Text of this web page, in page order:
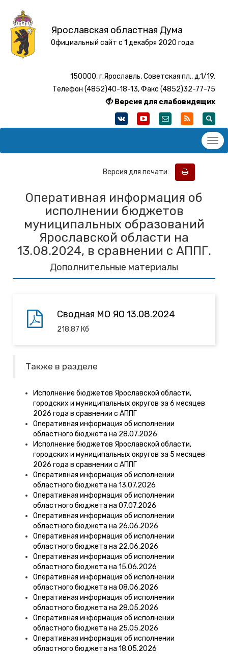
Ярославская областная Дума
Официальный сайт с 1 декабря 2020 года
150000, г.Ярославль, Советская пл., д.1/19.
Телефон (4852)40-18-13, Факс (4852)32-77-75
Версия для слабовидящих
Версия для печати:
Оперативная информация об
исполнении бюджетов
муниципальных образований
Ярославской области на
13.08.2024, в сравнении с АППГ.
Дополнительные материалы
Сводная МО ЯО 13.08.2024
218,87 Кб
Также в разделе
Исполнение бюджетов Ярославской области,
городских и муниципальных округов за 6 месяцев
2026 года в сравнении с АППГ
Оперативная информация об исполнении
областного бюджета на 28.07.2026
Исполнение бюджетов Ярославской области,
городских и муниципальных округов за 5 месяцев
2026 года в сравнении с АППГ
Оперативная информация об исполнении
областного бюджета на 13.07.2026
Оперативная информация об исполнении
областного бюджета на 07.07.2026
Оперативная информация об исполнении
областного бюджета на 26.06.2026
Оперативная информация об исполнении
областного бюджета на 22.06.2026
Оперативная информация об исполнении
областного бюджета на 15.06.2026
Оперативная информация об исполнении
областного бюджета на 08.06.2026
Оперативная информация об исполнении
областного бюджета на 28.05.2026
Оперативная информация об исполнении
областного бюджета на 25.05.2026
Оперативная информация об исполнении
областного бюджета на 18.05.2026